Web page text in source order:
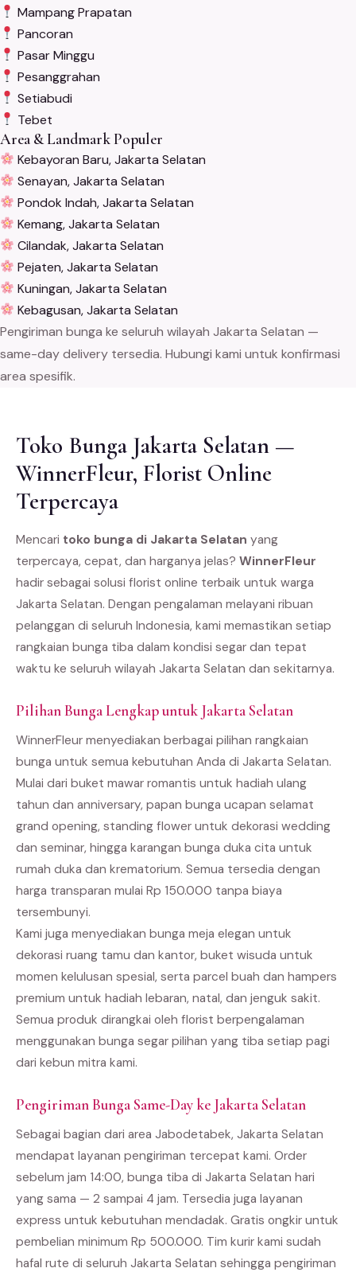
Mampang Prapatan
Pancoran
Pasar Minggu
Pesanggrahan
Setiabudi
Tebet
Area & Landmark Populer
Kebayoran Baru, Jakarta Selatan
Senayan, Jakarta Selatan
Pondok Indah, Jakarta Selatan
Kemang, Jakarta Selatan
Cilandak, Jakarta Selatan
Pejaten, Jakarta Selatan
Kuningan, Jakarta Selatan
Kebagusan, Jakarta Selatan
Pengiriman bunga ke seluruh wilayah Jakarta Selatan —
same-day delivery tersedia. Hubungi kami untuk konfirmasi
area spesifik.
Toko Bunga Jakarta Selatan —
WinnerFleur, Florist Online
Terpercaya
Mencari toko bunga di Jakarta Selatan yang
terpercaya, cepat, dan harganya jelas? WinnerFleur
hadir sebagai solusi florist online terbaik untuk warga
Jakarta Selatan. Dengan pengalaman melayani ribuan
pelanggan di seluruh Indonesia, kami memastikan setiap
rangkaian bunga tiba dalam kondisi segar dan tepat
waktu ke seluruh wilayah Jakarta Selatan dan sekitarnya.
Pilihan Bunga Lengkap untuk Jakarta Selatan
WinnerFleur menyediakan berbagai pilihan rangkaian
bunga untuk semua kebutuhan Anda di Jakarta Selatan.
Mulai dari buket mawar romantis untuk hadiah ulang
tahun dan anniversary, papan bunga ucapan selamat
grand opening, standing flower untuk dekorasi wedding
dan seminar, hingga karangan bunga duka cita untuk
rumah duka dan krematorium. Semua tersedia dengan
harga transparan mulai Rp 150.000 tanpa biaya
tersembunyi.
Kami juga menyediakan bunga meja elegan untuk
dekorasi ruang tamu dan kantor, buket wisuda untuk
momen kelulusan spesial, serta parcel buah dan hampers
premium untuk hadiah lebaran, natal, dan jenguk sakit.
Semua produk dirangkai oleh florist berpengalaman
menggunakan bunga segar pilihan yang tiba setiap pagi
dari kebun mitra kami.
Pengiriman Bunga Same-Day ke Jakarta Selatan
Sebagai bagian dari area Jabodetabek, Jakarta Selatan
mendapat layanan pengiriman tercepat kami. Order
sebelum jam 14:00, bunga tiba di Jakarta Selatan hari
yang sama — 2 sampai 4 jam. Tersedia juga layanan
express untuk kebutuhan mendadak. Gratis ongkir untuk
pembelian minimum Rp 500.000. Tim kurir kami sudah
hafal rute di seluruh Jakarta Selatan sehingga pengiriman